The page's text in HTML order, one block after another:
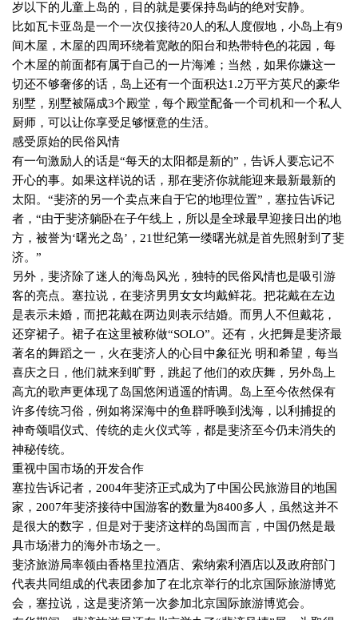
岁以下的儿童上岛的，目的就是要保持岛屿的绝对安静。
比如瓦卡亚岛是一个一次仅接待20人的私人度假地，小岛上有9
间木屋，木屋的四周环绕着宽敞的阳台和热带特色的花园，每
个木屋的前面都有属于自己的一片海滩；当然，如果你嫌这一
切还不够奢侈的话，岛上还有一个面积达1.2万平方英尺的豪华
别墅，别墅被隔成3个殿堂，每个殿堂配备一个司机和一个私人
厨师，可以让你享受足够惬意的生活。
感受原始的民俗风情
有一句激励人的话是“每天的太阳都是新的”，告诉人要忘记不
开心的事。如果这样说的话，那在斐济你就能迎来最新最新的
太阳。“斐济的另一个卖点来自于它的地理位置”，塞拉告诉记
者，“由于斐济躺卧在子午线上，所以是全球最早迎接日出的地
方，被誉为‘曙光之岛’， 21世纪第一缕曙光就是首先照射到了斐
济。”
另外，斐济除了迷人的海岛风光，独特的民俗风情也是吸引游
客的亮点。塞拉说，在斐济男男女女均戴鲜花。把花戴在左边
是表示未婚，而把花戴在两边则表示结婚。而男人不但戴花，
还穿裙子。裙子在这里被称做“SOLO”。还有，火把舞是斐济最
著名的舞蹈之一，火在斐济人的心目中象征光 明和希望，每当
喜庆之日，他们就来到旷野，跳起了他们的欢庆舞，另外岛上
高亢的歌声更体现了岛国悠闲逍遥的情调。岛上至今依然保有
许多传统习俗，例如将深海中的鱼群呼唤到浅海，以利捕捉的
神奇颂唱仪式、传统的走火仪式等，都是斐济至今仍未消失的
神秘传统。
重视中国市场的开发合作
塞拉告诉记者， 2004年斐济正式成为了中国公民旅游目的地国
家， 2007年斐济接待中国游客的数量为8400多人，虽然这并不
是很大的数字，但是对于斐济这样的岛国而言，中国仍然是最
具市场潜力的海外市场之一。
斐济旅游局率领由香格里拉酒店、索纳索利酒店以及政府部门
代表共同组成的代表团参加了在北京举行的北京国际旅游博览
会，塞拉说，这是斐济第一次参加北京国际旅游博览会。